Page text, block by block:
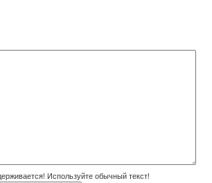
Используйте обычный текст!